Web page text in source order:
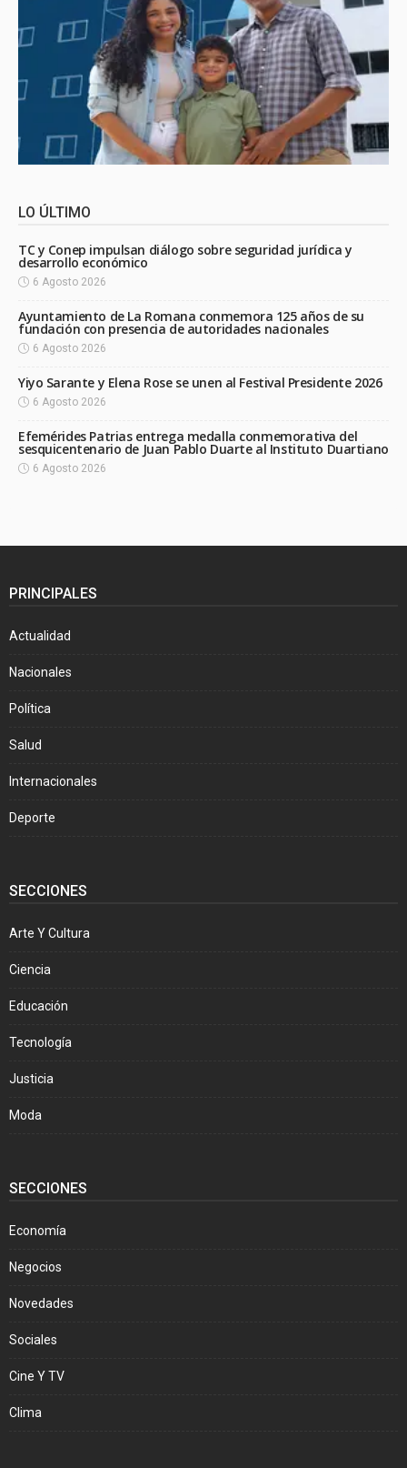
LO ÚLTIMO
TC y Conep impulsan diálogo sobre seguridad jurídica y
desarrollo económico
6 Agosto 2026
Ayuntamiento de La Romana conmemora 125 años de su
fundación con presencia de autoridades nacionales
6 Agosto 2026
Yiyo Sarante y Elena Rose se unen al Festival Presidente 2026
6 Agosto 2026
Efemérides Patrias entrega medalla conmemorativa del
sesquicentenario de Juan Pablo Duarte al Instituto Duartiano
6 Agosto 2026
PRINCIPALES
Actualidad
Nacionales
Política
Salud
Internacionales
Deporte
SECCIONES
Arte Y Cultura
Ciencia
Educación
Tecnología
Justicia
Moda
SECCIONES
Economía
Negocios
Novedades
Sociales
Cine Y TV
Clima